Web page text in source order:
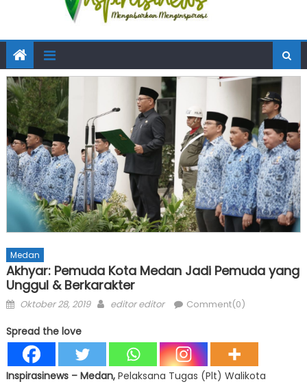
Medan
Akhyar: Pemuda Kota Medan Jadi Pemuda yang
Unggul & Berkarakter
Posted
Oktober 28, 2019 Author
editor editor Comment(0)
Spread the love
Inspirasinews – Medan, Pelaksana Tugas (Plt) Walikota